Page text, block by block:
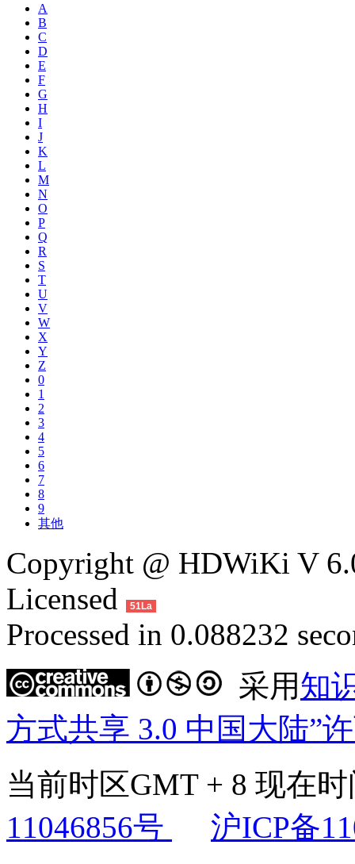
A
B
C
D
E
F
G
H
I
J
K
L
M
N
O
P
Q
R
S
T
U
V
W
X
Y
Z
0
1
2
3
4
5
6
7
8
9
其他
Copyright @ HDWiKi V
Licensed
51La
Processed in 0.088232
采用知
方式共享 3.0 中国大陆”
当前时区GMT + 8 现在
11046856号
沪ICP备